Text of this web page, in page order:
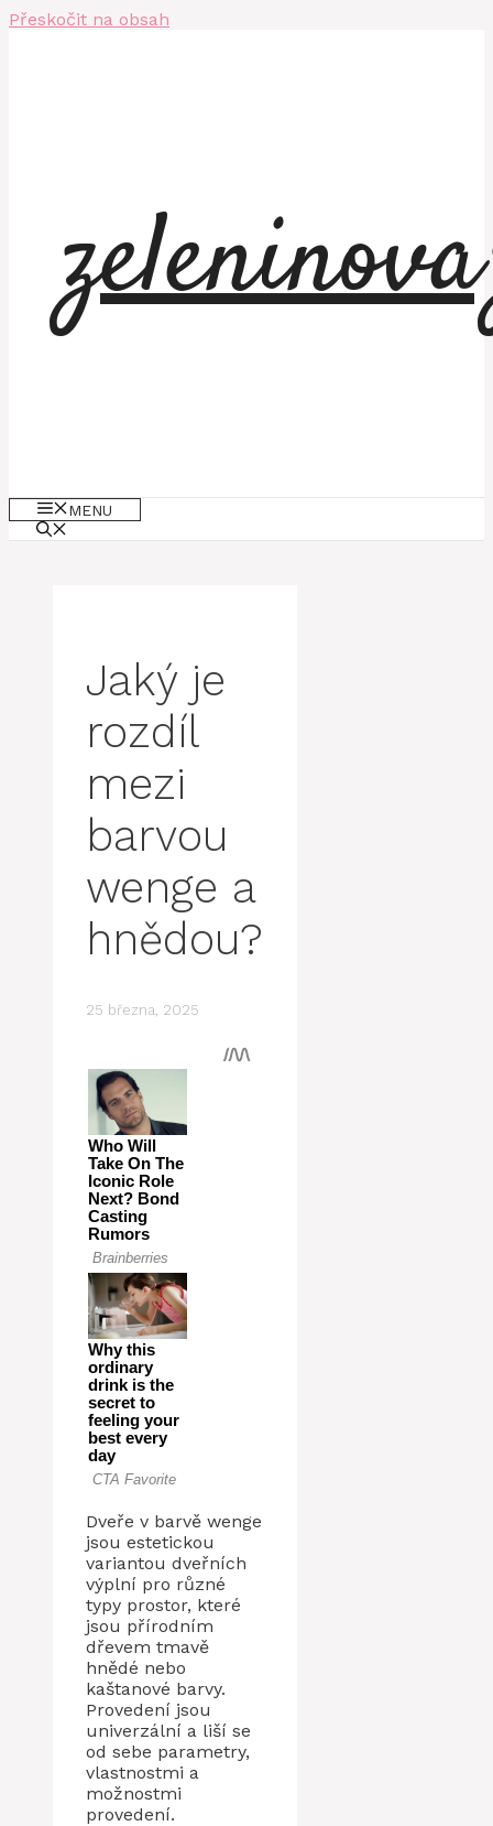
Přeskočit na obsah
MENU
Jaký je
rozdíl
mezi
barvou
wenge a
hnědou?
25 března, 2025
Dveře v barvě wenge
jsou estetickou
variantou dveřních
výplní pro různé
typy prostor, které
jsou přírodním
dřevem tmavě
hnědé nebo
kaštanové barvy.
Provedení jsou
univerzální a liší se
od sebe parametry,
vlastnostmi a
možnostmi
provedení.